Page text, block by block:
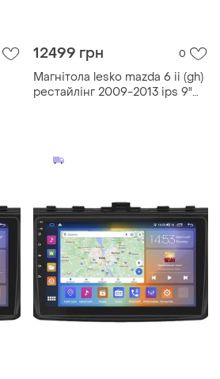
12499 грн 0
Магнітола lesko mazda 6 ii (gh)
рестайлінг 2009-2013 ips 9"